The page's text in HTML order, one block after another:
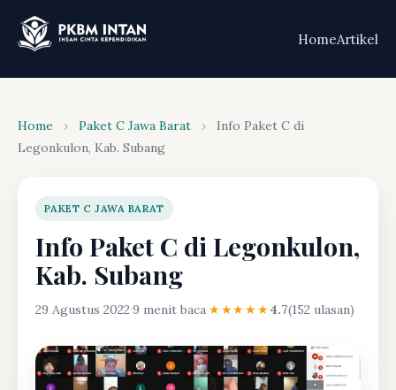
HomeArtikel
Home › Paket C Jawa Barat ›
Info Paket C di
Legonkulon, Kab. Subang
PAKET C JAWA BARAT
Info Paket C di Legonkulon,
Kab. Subang
29 Agustus 2022·9 menit baca·★★★★★4.7(152 ulasan)